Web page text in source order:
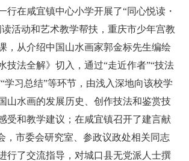
行在咸宜镇中心小学开展了“同心悦读・
活动和艺术教学帮扶，重庆市少年宫教
，从介绍中国山水画家郭金标先生编绘
技法全解》切入，通过“走近作者”“技法
学习总结”等环节，由浅入深地向该校学
山水画的发展历史、创作技法和鉴赏技
受和教学建议；在咸宜镇召开了建言献
，市委会研究室、参政议政处相关同志
行了交流指导，对城口县无党派人士撰